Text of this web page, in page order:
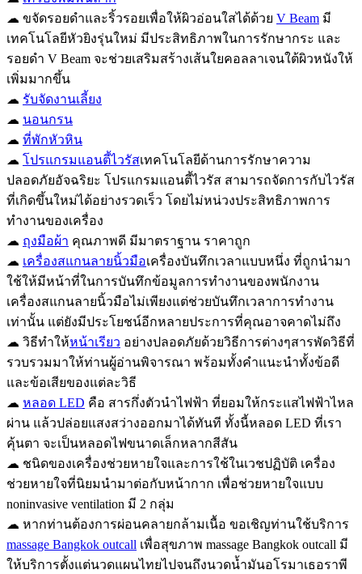
☁ ขจัดรอยดำและริ้วรอยเพื่อให้ผิวอ่อนใสได้ด้วย V Beam มี
เทคโนโลยีหัวยิงรุ่นใหม่ มีประสิทธิภาพในการรักษากระ และ
รอยดำ V Beam จะช่วยเสริมสร้างเส้นใยคอลลาเจนใต้ผิวหนังให้
เพิ่มมากขึ้น
☁ รับจัดงานเลี้ยง
☁ นอนกรน
☁ ที่พักหัวหิน
☁ โปรแกรมแอนตี้ไวรัสเทคโนโลยีด้านการรักษาความ
ปลอดภัยอัจฉริยะ โปรแกรมแอนตี้ไวรัส สามารถจัดการกับไวรัส
ที่เกิดขึ้นใหม่ได้อย่างรวดเร็ว โดยไม่หน่วงประสิทธิภาพการ
ทำงานของเครื่อง
☁ ถุงมือผ้า คุณภาพดี มีมาตราฐาน ราคาถูก
☁ เครื่องสแกนลายนิ้วมือเครื่องบันทึกเวลาแบบหนึ่ง ที่ถูกนำมา
ใช้ให้มีหน้าที่ในการบันทึกข้อมูลการทำงานของพนักงาน
เครื่องสแกนลายนิ้วมือไม่เพียงแต่ช่วยบันทึกเวลาการทำงาน
เท่านั้น แต่ยังมีประโยชน์อีกหลายประการที่คุณอาจคาดไม่ถึง
☁ วิธีทำให้หน้าเรียว อย่างปลอดภัยด้วยวิธีการต่างๆสารพัดวิธีที่
รวบรวมมาให้ท่านผู้อ่านพิจารณา พร้อมทั้งคำแนะนำทั้งข้อดี
และข้อเสียของแต่ละวิธี
☁ หลอด LED คือ สารกึ่งตัวนำไฟฟ้า ที่ยอมให้กระแสไฟฟ้าไหล
ผ่าน แล้วปล่อยแสงสว่างออกมาได้ทันที ทั้งนี้หลอด LED ที่เรา
คุ้นตา จะเป็นหลอดไฟขนาดเล็กหลากสีสัน
☁ ชนิดของเครื่องช่วยหายใจและการใช้ในเวชปฏิบัติ เครื่อง
ช่วยหายใจที่นิยมนำมาต่อกับหน้ากาก เพื่อช่วยหายใจแบบ
noninvasive ventilation มี 2 กลุ่ม
☁ หากท่านต้องการผ่อนคลายกล้ามเนื้อ ขอเชิญท่านใช้บริการ
massage Bangkok outcall เพื่อสุขภาพ massage Bangkok outcall มี
ให้บริการตั้งแต่นวดแผนไทยไปจนถึงนวดน้ำมันอโรมาเธอราพี